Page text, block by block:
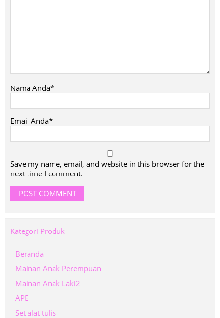
Nama Anda*
Email Anda*
Save my name, email, and website in this browser for the
next time I comment.
Kategori Produk
Beranda
Mainan Anak Perempuan
Mainan Anak Laki2
APE
Set alat tulis